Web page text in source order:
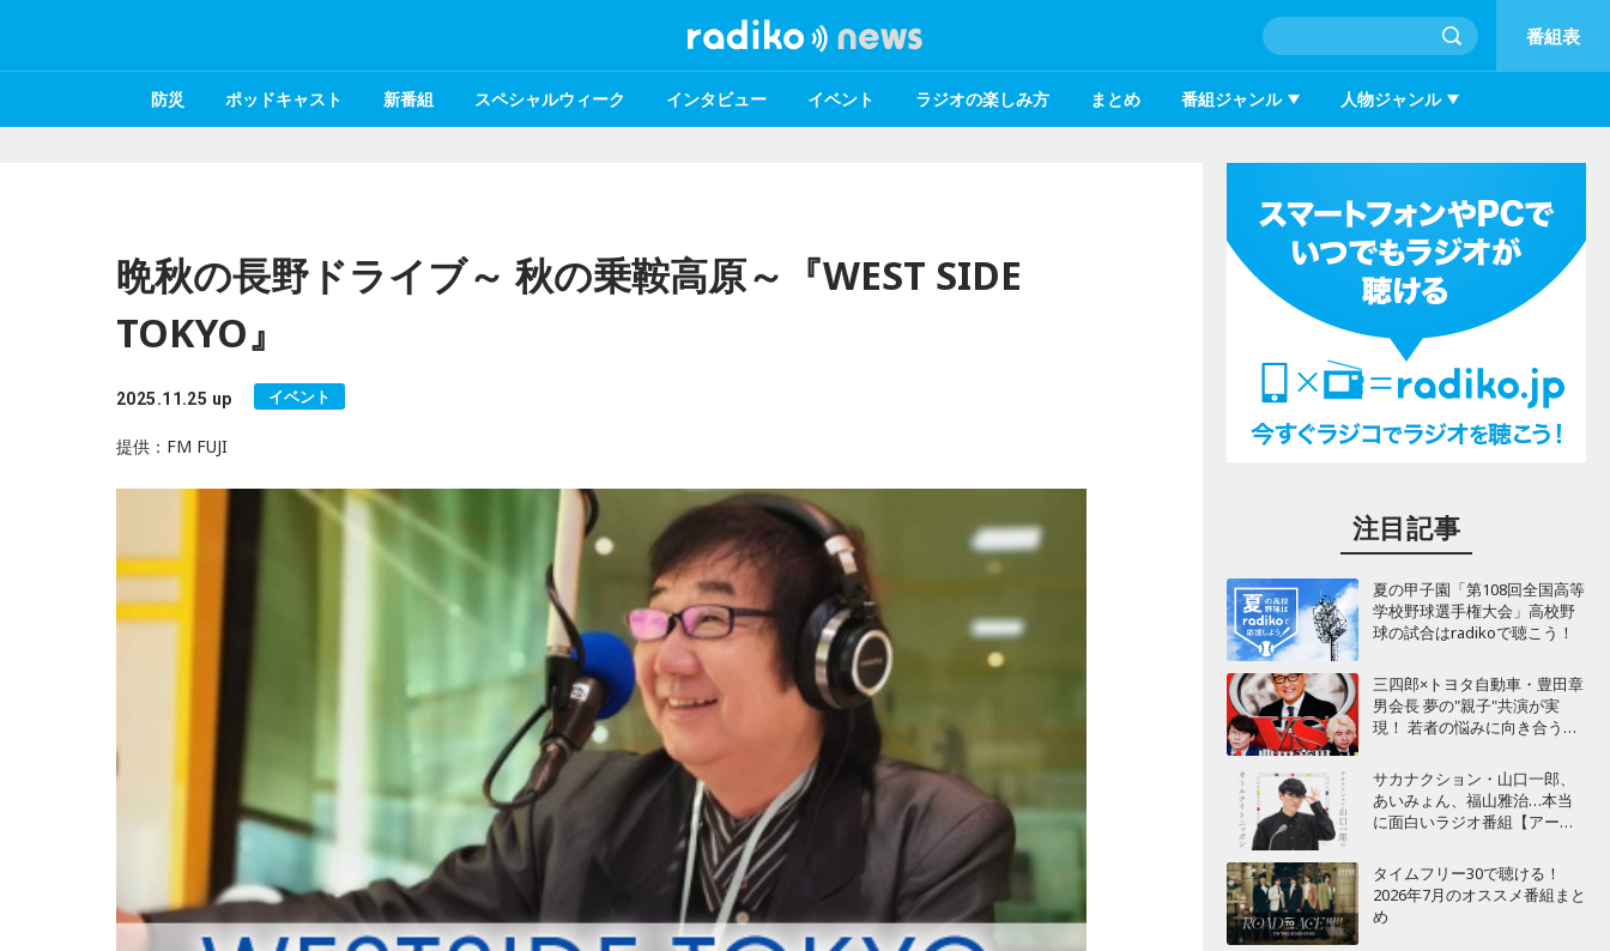
番組表
防災 ポッドキャスト 新番組 スペシャルウィーク インタビュー イベント ラジオの楽しみ方 まとめ 番組ジャンル 人物ジャンル
晩秋の長野ドライブ～ 秋の乗鞍高原～『WEST SIDE
TOKYO』
2025.11.25 up イベント
提供：FM FUJI
注目記事
夏の甲子園「第108回全国高等
学校野球選手権大会」高校野
球の試合はradikoで聴こう！
三四郎×トヨタ自動車・豊田章
男会長 夢の"親子"共演が実
現！ 若者の悩みに向き合うポ
サカナクション・山口一郎、
あいみょん、福山雅治…本当
に面白いラジオ番組【アーテ
タイムフリー30で聴ける！
2026年7月のオススメ番組まと
め